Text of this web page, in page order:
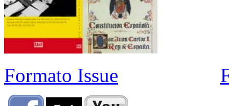
Formato Issue